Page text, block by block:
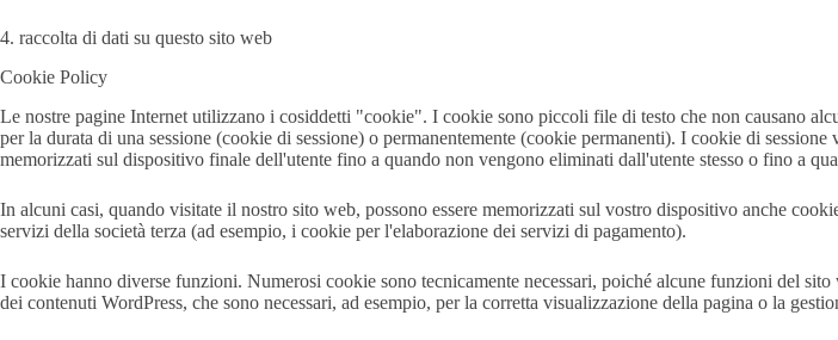
4. raccolta di dati su questo sito web
Cookie Policy
Le nostre pagine Internet utilizzano i cosiddetti "cookie". I cookie sono piccoli file di testo che non causano
per la durata di una sessione (cookie di sessione) o permanentemente (cookie permanenti). I cookie di
memorizzati sul dispositivo finale dell'utente fino a quando non vengono eliminati dall'utente stesso o fino a
In alcuni casi, quando visitate il nostro sito web, possono essere memorizzati sul vostro dispositivo anche
servizi della società terza (ad esempio, i cookie per l'elaborazione dei servizi di pagamento).
I cookie hanno diverse funzioni. Numerosi cookie sono tecnicamente necessari, poiché alcune funzioni del
dei contenuti WordPress, che sono necessari, ad esempio, per la corretta visualizzazione della pagina o la